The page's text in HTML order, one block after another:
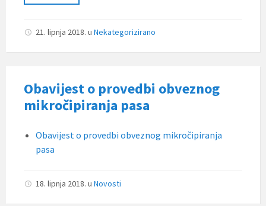
21. lipnja 2018. u Nekategorizirano
Obavijest o provedbi obveznog
mikročipiranja pasa
Obavijest o provedbi obveznog mikročipiranja
pasa
18. lipnja 2018. u Novosti